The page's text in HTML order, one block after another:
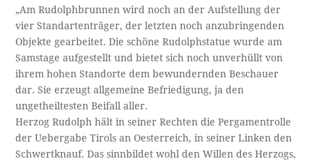
„Am Rudolphbrunnen wird noch an der Aufstellung der
vier Standartenträger, der letzten noch anzubringenden
Objekte gearbeitet. Die schöne Rudolphstatue wurde am
Samstage aufgestellt und bietet sich noch unverhüllt von
ihrem hohen Standorte dem bewundernden Beschauer
dar. Sie erzeugt allgemeine Befriedigung, ja den
ungetheiltesten Beifall aller.
Herzog Rudolph hält in seiner Rechten die Pergamentrolle
der Uebergabe Tirols an Oesterreich, in seiner Linken den
Schwertknauf. Das sinnbildet wohl den Willen des Herzogs,